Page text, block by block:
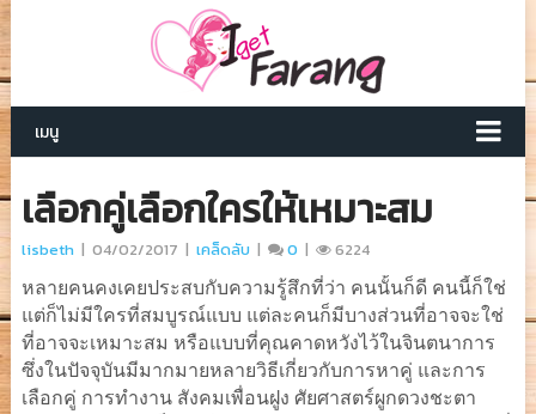
เมนู
เลือกคู่เลือกใครให้เหมาะสม
lisbeth | 04/02/2017 | เคล็ดลับ | 0 | 6224
หลายคนคงเคยประสบกับความรู้สึกที่ว่า คนนั้นก็ดี คนนี้ก็ใช่
แต่ก็ไม่มีใครที่สมบูรณ์แบบ แต่ละคนก็มีบางส่วนที่อาจจะใช่
ที่อาจจะเหมาะสม หรือแบบที่คุณคาดหวังไว้ในจินตนาการ
ซึ่งในปัจจุบันมีมากมายหลายวิธีเกี่ยวกับการหาคู่ และการ
เลือกคู่ การทำงาน สังคมเพื่อนฝูง ศัยศาสตร์ผูกดวงชะตา